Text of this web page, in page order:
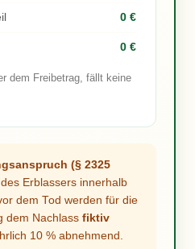
0 €
0 €
dem Freibetrag, fällt keine
(§ 2325
Erblassers innerhalb
dem Tod werden für die
dem Nachlass fiktiv
10 % abnehmend.